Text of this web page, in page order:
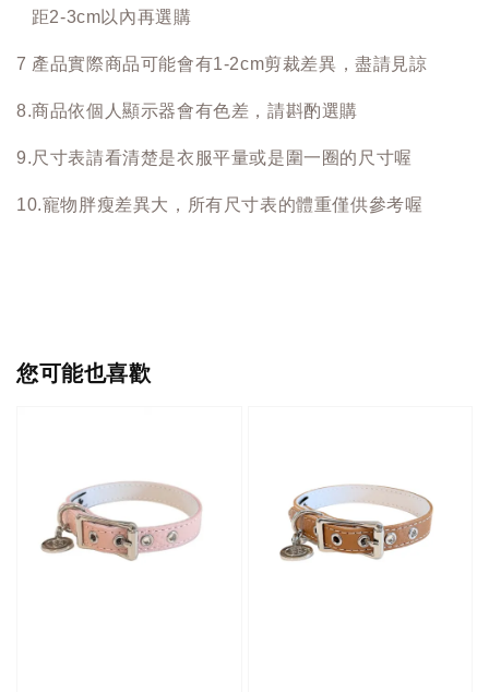
距2-3cm以內再選購
7 產品實際商品可能會有1-2cm剪裁差異，盡請見諒
8.商品依個人顯示器會有色差，請斟酌選購
9.尺寸表請看清楚是衣服平量或是圍一圈的尺寸喔
10.寵物胖瘦差異大，所有尺寸表的體重僅供參考喔
您可能也喜歡